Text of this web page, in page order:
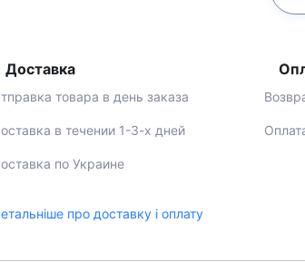
Доставка
товара в день заказа
в течении 1-3-х дней
по Украине
про доставку і оплату